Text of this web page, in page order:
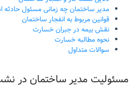
مدیر ساختمان چه زمانی مسئول
قوانین مربوط به انفجار ساختمان
نقش بیمه در جبران خسارت
نحوه مطالبه خسارت
سوالات متداول
مسئولیت مدیر ساختمان در